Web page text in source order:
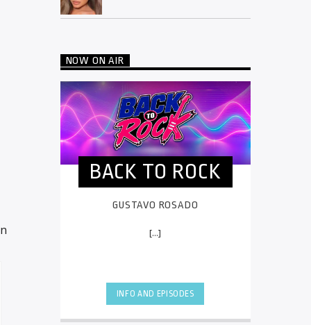
NOW ON AIR
BACK TO ROCK
GUSTAVO ROSADO
[...]
INFO AND EPISODES